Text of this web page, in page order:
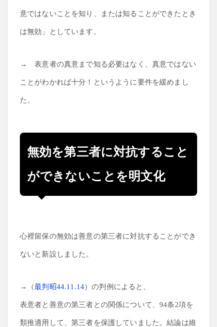
意ではないことを知り、または知ることができたとき
は無効」としています。
→ 表意者の真意まで知る必要はなく、真意ではない
ことがわかれば十分！というように要件を緩めまし
た。
無効を第三者に対抗すること
ができないことを明文化
心裡留保の無効は善意の第三者に対抗することができ
ないと新設しました。
→（最判昭44.11.14）の判例によると、
表意者と善意の第三者との関係について、94条2項を
類推適用して、第三者を保護していました。結論は維